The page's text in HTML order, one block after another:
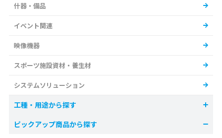
什器・備品
イベント関連
映像機器
スポーツ施設資材・養生材
システムソリューション
工種・用途から探す
ピックアップ商品から探す